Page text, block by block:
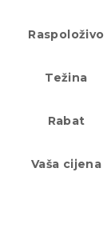
Raspoloživo
Težina
Rabat
Vaša cijena